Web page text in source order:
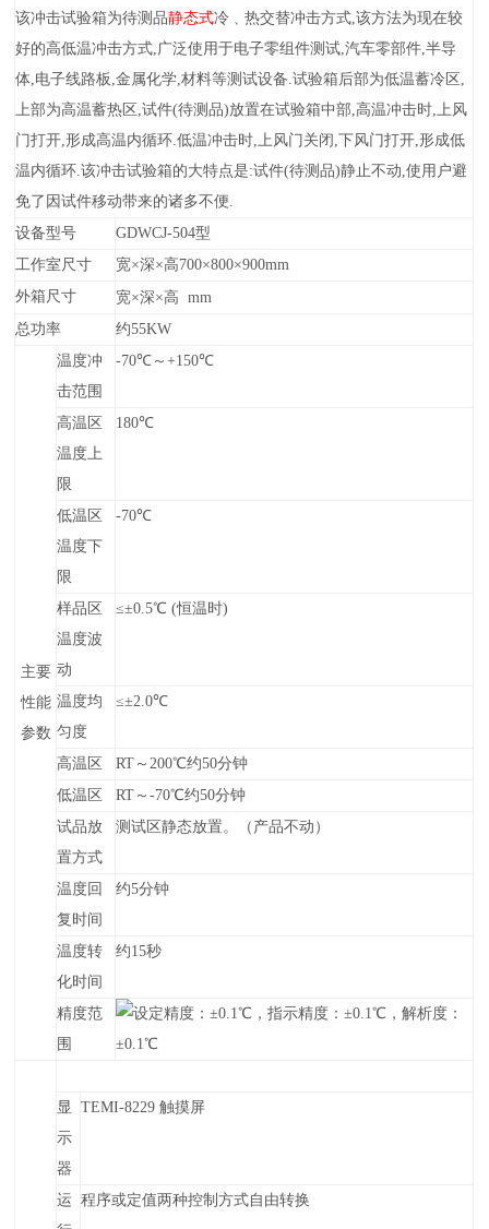
该冲击试验箱为待测品静态式冷﹑热交替冲击方式,该方法为现在较
好的高低温冲击方式,广泛使用于电子零组件测试,汽车零部件,半导
体,电子线路板,金属化学,材料等测试设备.试验箱后部为低温蓄冷区,
上部为高温蓄热区,试件(待测品)放置在试验箱中部,高温冲击时,上风
门打开,形成高温内循环.低温冲击时,上风门关闭,下风门打开,形成低
温内循环.该冲击试验箱的大特点是:试件(待测品)静止不动,使用户避
免了因试件移动带来的诸多不便.
设备型号
GDWCJ-504型
工作室尺寸
宽×深×高700×800×900mm
外箱尺寸
宽×深×高
mm
总功率
约55KW
主要
性能
参数
温度冲
击范围
-70℃～+150℃
高温区
温度上
限
180℃
低温区
温度下
限
-70℃
样品区
温度波
动
≤±0.5℃ (恒温时)
温度均
匀度
≤±2.0℃
高温区 RT ～200℃约50分钟
低温区
RT ～-70℃约50分钟
试品放
置方式
测试区静态放置。（产品不动）
温度回
复时间
约5分钟
温度转
化时间
约15秒
精度范
围
设定精度：±0.1℃，指示精度：±0.1℃，解析度：
±0.1℃
显
示
器
TEMI-8229 触摸屏
运
程序或定值两种控制方式自由转换